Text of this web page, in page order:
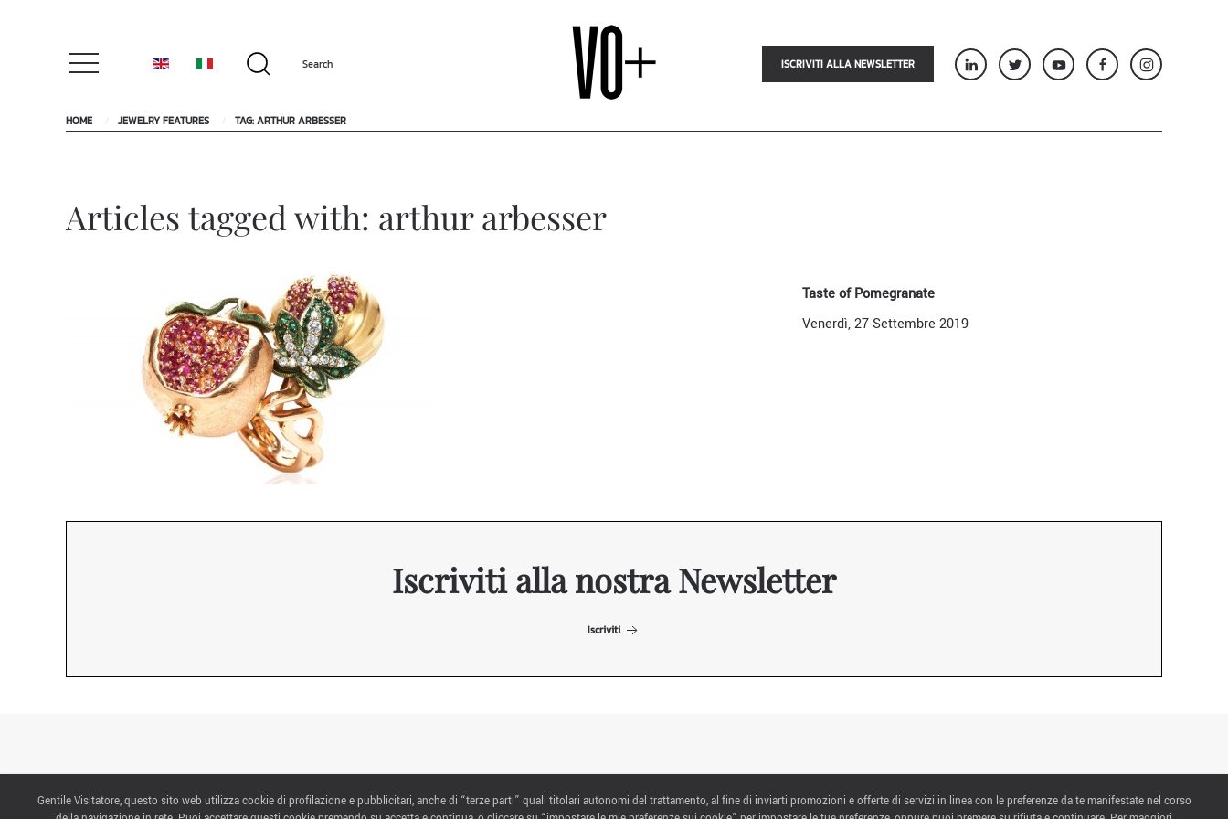
ISCRIVITI ALLA NEWSLETTER
HOME JEWELRY FEATURES TAG: ARTHUR ARBESSER
Articles tagged with: arthur arbesser
Taste of Pomegranate
Venerdì, 27 Settembre 2019
Iscriviti alla nostra Newsletter
Iscriviti
CONTATTI
Via Emilia 155, 47921 Rimini,
Gentile Visitatore, questo sito web utilizza cookie di profilazione e pubblicitari, anche di “terze parti” quali titolari autonomi del trattamento, al fine di inviarti promozioni e offerte di servizi in linea con le preferenze da te manifestate nel corso